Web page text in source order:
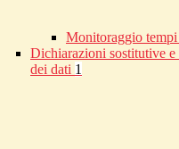
Monitoraggio
Dichiarazioni sostitutive
dei dati 1